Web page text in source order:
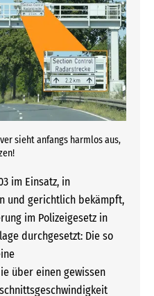
sieht anfangs harmlos aus,
im Einsatz, in
und gerichtlich bekämpft,
im Polizeigesetz in
durchgesetzt: Die so
über einen gewissen